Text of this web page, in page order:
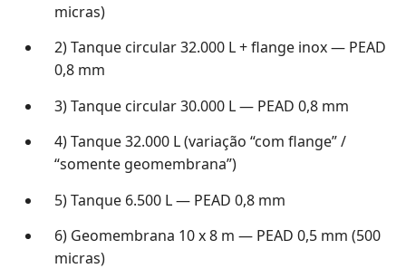
micras)
2) Tanque circular 32.000 L + flange inox — PEAD
0,8 mm
3) Tanque circular 30.000 L — PEAD 0,8 mm
4) Tanque 32.000 L (variação “com flange” /
“somente geomembrana”)
5) Tanque 6.500 L — PEAD 0,8 mm
6) Geomembrana 10 x 8 m — PEAD 0,5 mm (500
micras)